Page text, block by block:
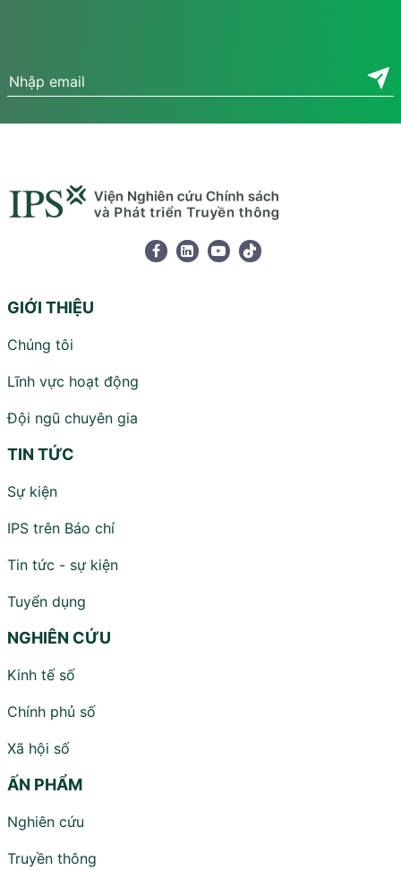
GIỚI THIỆU
Chúng tôi
Lĩnh vực hoạt động
Đội ngũ chuyên gia
TIN TỨC
Sự kiện
IPS trên Báo chí
Tin tức - sự kiện
Tuyển dụng
NGHIÊN CỨU
Kinh tế số
Chính phủ số
Xã hội số
ẤN PHẨM
Nghiên cứu
Truyền thông